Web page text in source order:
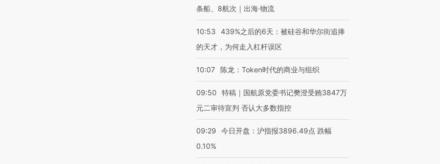
条船、8航次｜出海·物流
10:53
439%之后的6天：被硅谷和华尔街追捧
的天才，为何走入杠杆误区
10:07 陈龙：Token时代的商业与组织
09:50
特稿｜国航原党委书记樊澄受贿3847万
元二审待宣判 否认大多数指控
09:29
今日开盘：沪指报3896.49点 跌幅
0.10%